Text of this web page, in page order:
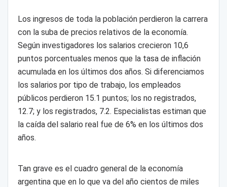
Los ingresos de toda la población perdieron la carrera
con la suba de precios relativos de la economía.
Según investigadores los salarios crecieron 10,6
puntos porcentuales menos que la tasa de inflación
acumulada en los últimos dos años. Si diferenciamos
los salarios por tipo de trabajo, los empleados
públicos perdieron 15.1 puntos; los no registrados,
12.7; y los registrados, 7.2. Especialistas estiman que
la caída del salario real fue de 6% en los últimos dos
años.
Tan grave es el cuadro general de la economía
argentina que en lo que va del año cientos de miles